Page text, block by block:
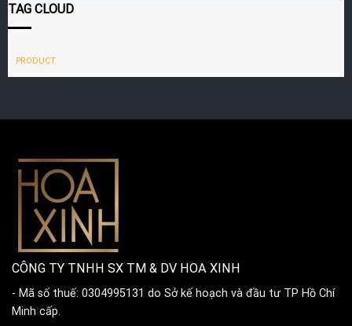
TAG CLOUD
PRODUCT
CÔNG TY TNHH SX TM & DV HOA XINH
- Mã số thuế: 0304995131 do Sở kế hoạch và đầu tư TP Hồ Chí
Minh cấp.